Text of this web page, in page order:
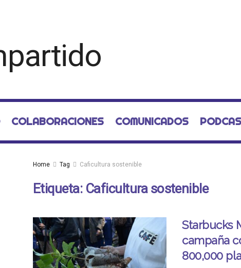
COLABORACIONES COMUNICADOS
Home Tag Caficultura sostenible
Etiqueta: Caficultura sostenible
Starbucks
campaña
800,000